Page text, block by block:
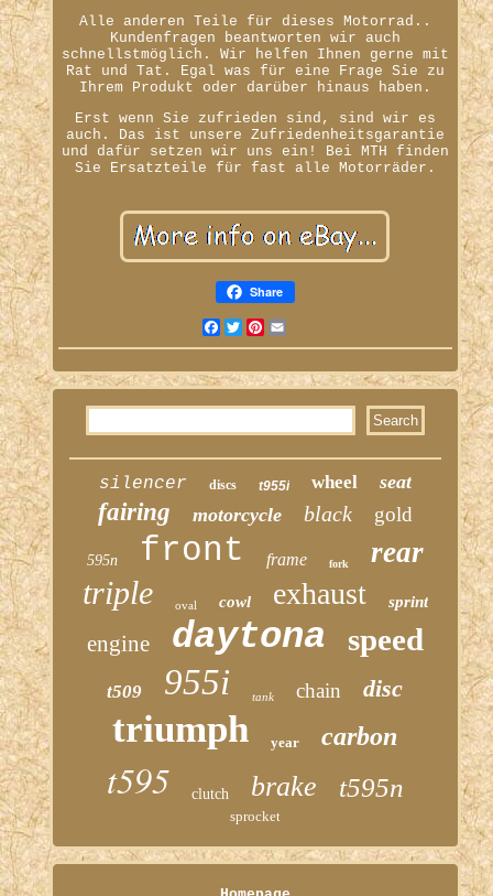
Alle anderen Teile für dieses Motorrad..
Kundenfragen beantworten wir auch
schnellstmöglich. Wir helfen Ihnen gerne mit
Rat und Tat. Egal was für eine Frage Sie zu
Ihrem Produkt oder darüber hinaus haben.
Erst wenn Sie zufrieden sind, sind wir es
auch. Das ist unsere Zufriedenheitsgarantie
und dafür setzen wir uns ein! Bei MTH finden
Sie Ersatzteile für fast alle Motorräder.
Share
Facebook
TwitterPinterest
silencer discs t955i wheel seat
fairing motorcycle black gold
595n front frame fork rear
triple oval cowl exhaust sprint
engine daytona speed
t509 955i tank chain disc
triumph year carbon
t595 clutch brake t595n
sprocket